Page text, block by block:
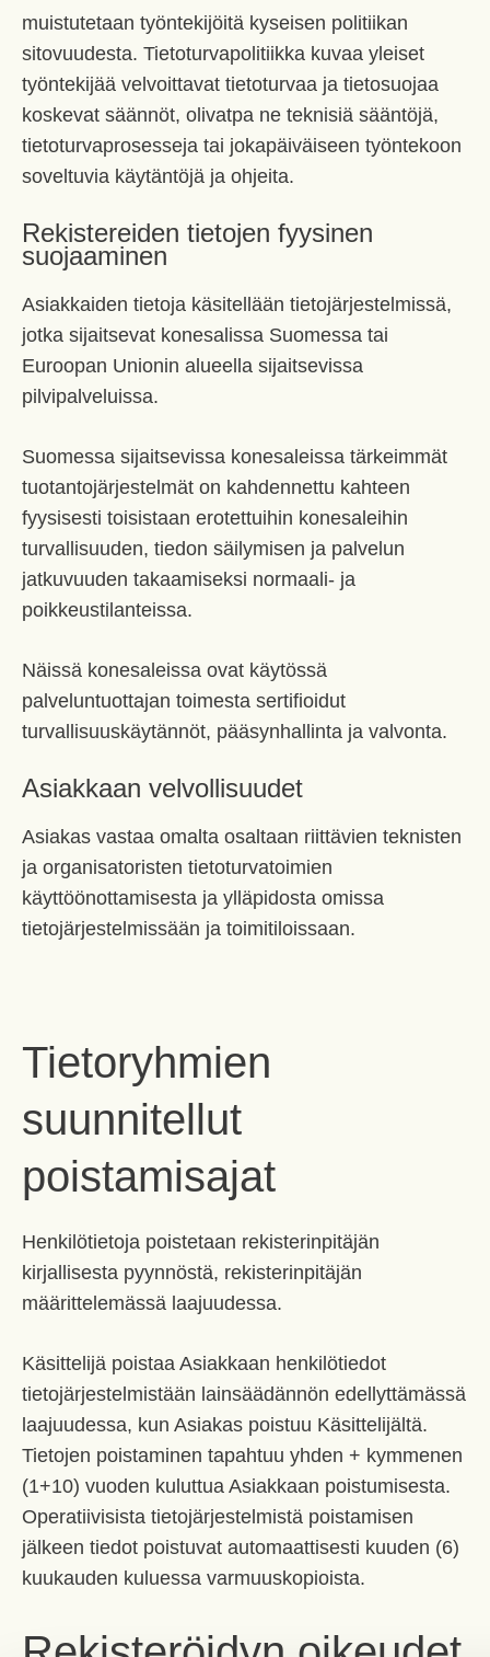
muistutetaan työntekijöitä kyseisen politiikan
sitovuudesta. Tietoturvapolitiikka kuvaa yleiset
työntekijää velvoittavat tietoturvaa ja tietosuojaa
koskevat säännöt, olivatpa ne teknisiä sääntöjä,
tietoturvaprosesseja tai jokapäiväiseen työntekoon
soveltuvia käytäntöjä ja ohjeita.
Rekistereiden tietojen fyysinen
suojaaminen
Asiakkaiden tietoja käsitellään tietojärjestelmissä,
jotka sijaitsevat konesalissa Suomessa tai
Euroopan Unionin alueella sijaitsevissa
pilvipalveluissa.
Suomessa sijaitsevissa konesaleissa tärkeimmät
tuotantojärjestelmät on kahdennettu kahteen
fyysisesti toisistaan erotettuihin konesaleihin
turvallisuuden, tiedon säilymisen ja palvelun
jatkuvuuden takaamiseksi normaali- ja
poikkeustilanteissa.
Näissä konesaleissa ovat käytössä
palveluntuottajan toimesta sertifioidut
turvallisuuskäytännöt, pääsynhallinta ja valvonta.
Asiakkaan velvollisuudet
Asiakas vastaa omalta osaltaan riittävien teknisten
ja organisatoristen tietoturvatoimien
käyttöönottamisesta ja ylläpidosta omissa
tietojärjestelmissään ja toimitiloissaan.
Tietoryhmien
suunnitellut
poistamisajat
Henkilötietoja poistetaan rekisterinpitäjän
kirjallisesta pyynnöstä, rekisterinpitäjän
määrittelemässä laajuudessa.
Käsittelijä poistaa Asiakkaan henkilötiedot
tietojärjestelmistään lainsäädännön edellyttämässä
laajuudessa, kun Asiakas poistuu Käsittelijältä.
Tietojen poistaminen tapahtuu yhden + kymmenen
(1+10) vuoden kuluttua Asiakkaan poistumisesta.
Operatiivisista tietojärjestelmistä poistamisen
jälkeen tiedot poistuvat automaattisesti kuuden (6)
kuukauden kuluessa varmuuskopioista.